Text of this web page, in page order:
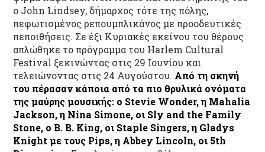
ο John Lindsey, δήμαρχος τότε της πόλης,
πεφωτισμένος ρεπουμπλικάνος με προοδευτικές
πεποιθήσεις. Σε έξι Κυριακές εκείνου του θέρους
απλώθηκε το πρόγραμμα του Harlem Cultural
Festival ξεκινώντας στις 29 Ιουνίου και
τελειώνοντας στις 24 Αυγούστου. Από τη σκηνή
του πέρασαν κάποια από τα πιο θρυλικά ονόματα
της μαύρης μουσικής: ο Stevie Wonder, η Mahalia
Jackson, η Nina Simone, οι Sly and the Family
Stone, ο B. B. King, οι Staple Singers, η Gladys
Knight με τους Pips, η Abbey Lincoln, οι 5th